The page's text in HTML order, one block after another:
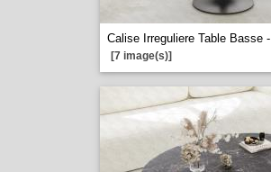
Calise Irreguliere Table Basse -
[7 image(s)]